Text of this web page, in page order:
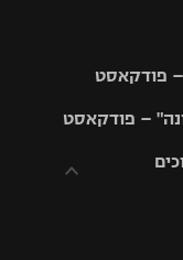
פודקאסט
– פודקאסט